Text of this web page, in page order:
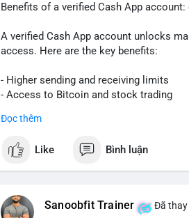
Benefits of a verified Cash App
A verified Cash App account unlocks
access. Here are the key benefits:
- Higher sending and receiving limits
- Access to Bitcoin and stock trading
- Ability to link a bank account or card
To get verified, you need to provide
your Social Security number. The
Verification also helps protect you from
to use Cash App for business or large
Đọc thêm
Like Bình luận
Sanoobfit Trainer Đã thay